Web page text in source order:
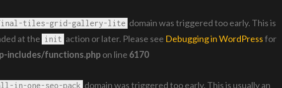
tiles-grid-gallery-lite domain was triggered too early. This is
at the
init action or later. Please see Debugging in WordPressfor
includes/functions.phpon line 6170
in-one-seo-pack domain was triggered too early. This is usually an